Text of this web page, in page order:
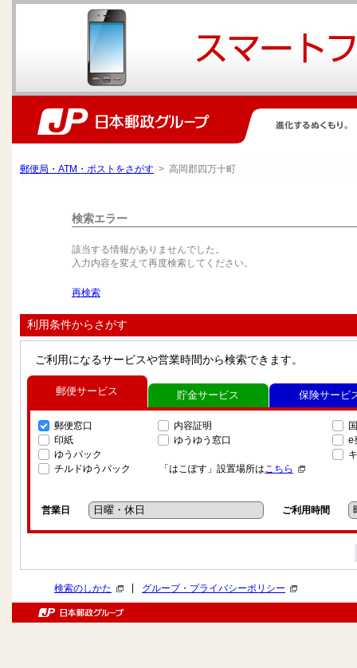
郵便局・ATM・ポストをさがす > 高岡郡四万十町
検索エラー
該当する情報がありませんでした。
入力内容を変えて再度検索してください。
再検索
利用条件からさがす
ご利用になるサービスや営業時間から検索できます。
郵便サービス
郵便窓口
印紙
ゆうパック
チルドゆうパック
内容証明
ゆうゆう窓口
「はこぽす」設置場所はこちら
e
営業日 ご利用時間
貯金サービス 保険サービ
検索のしかた グループ・プライバシーポリシー